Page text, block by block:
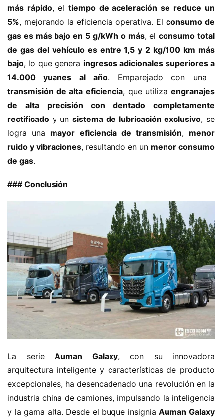
más rápido​​, el ​ ​tiempo de aceleración se reduce un
5%​​, mejorando la eficiencia operativa. El ​ ​consumo de
gas es más bajo en 5 g/kWh o más​​, el ​​consumo total
de gas del vehículo es entre 1,5 y 2 kg/100 km más
bajo​​, lo que genera ​ ​ingresos adicionales superiores a
14.000 yuanes al año​​. Emparejado con una ​
transmisión de alta eficiencia​​, que utiliza ​ ​engranajes
de alta precisión con dentado completamente
rectificado​ ​ y un ​​sistema de lubricación exclusivo​​, se
logra una ​ ​mayor eficiencia de transmisión​​, ​ ​menor
ruido y vibraciones​​, resultando en un ​ ​menor consumo
de gas​​.
​### Conclusión​
La serie ​ ​Auman Galaxy​​, con su innovadora
arquitectura inteligente y características de producto
excepcionales, ha desencadenado una revolución en la
industria china de camiones, impulsando la inteligencia
y la gama alta. Desde el buque insignia ​​Auman Galaxy